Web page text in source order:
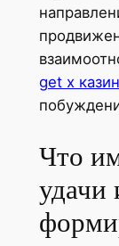
get x
Что
удачи